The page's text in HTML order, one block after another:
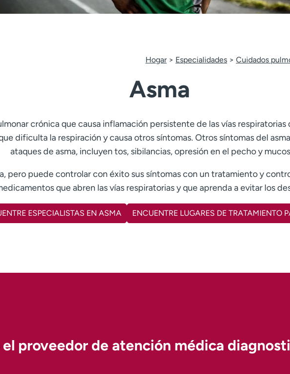
Hogar Especialidades Cuidados
Asma
crónica que causa inflamación persistente de las vías
dificulta la respiración y causa otros síntomas. Otros síntomas del
ataques de asma, incluyen tos, sibilancias, opresión en el pecho y
pero puede controlar con éxito sus síntomas con un tratamiento y
que abren las vías respiratorias y que aprenda a evitar los
ESPECIALISTAS EN ASMA ENCUENTRE LUGARES DE TRATAMIENTO
proveedor de atención médica